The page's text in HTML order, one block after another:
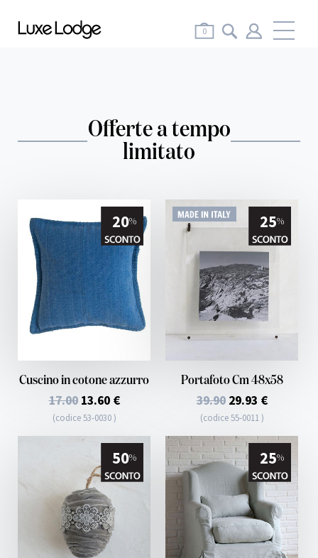
0
Offerte a tempo
limitato
20%
Cuscino in cotone azzurro
17.0013.60 €
(codice 53-0030 )
25%
Portafoto Cm 48x58
39.9029.93 €
(codice 55-0011 )
50% 25%